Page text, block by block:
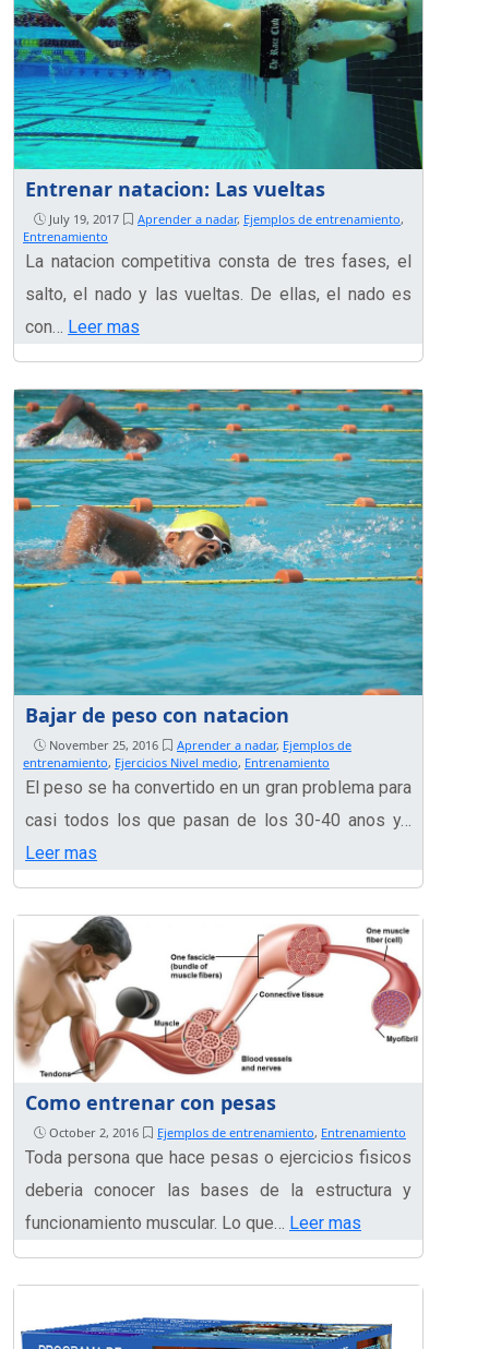
Entrenar natacion: Las vueltas
July 19, 2017 Aprender a nadar, Ejemplos de entrenamiento,
Entrenamiento
La natacion competitiva consta de tres fases, el
salto, el nado y las vueltas. De ellas, el nado es
con… Leer mas
Bajar de peso con natacion
November 25, 2016 Aprender a nadar, Ejemplos de
entrenamiento, Ejercicios Nivel medio, Entrenamiento
El peso se ha convertido en un gran problema para
casi todos los que pasan de los 30-40 anos y…
Leer mas
Como entrenar con pesas
October 2, 2016 Ejemplos de entrenamiento, Entrenamiento
Toda persona que hace pesas o ejercicios fisicos
deberia conocer las bases de la estructura y
funcionamiento muscular. Lo que… Leer mas